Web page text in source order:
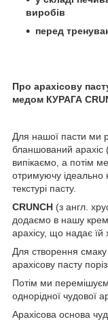
виробів
перед
Про арахісову
медом КУРАГА
Для нашої пасти ми
бланшований арахіс
випікаємо, а потім
отримуючу ідеально
текстурі пасту.
CRUNCH (з англ.
додаємо в нашу
арахісу, що надає їй
Для створення смаку
арахісову пасту
Потім ми
однорідної чудової
Арахісова основа